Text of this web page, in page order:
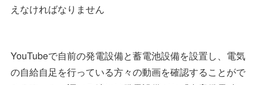
えなければなりません
YouTubeで自前の発電設備と蓄電池設備を設置し、電気
の自給自足を行っている方々の動画を確認することがで